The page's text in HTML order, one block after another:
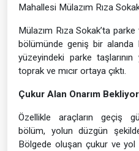
Mahallesi Mülazım Rıza
Mülazım Rıza Sokak’ta
bölümünde geniş bir alanda
yüzeyindeki parke
toprak ve mıcır ortaya çıktı.
Çukur Alan Onarım Bekliyor
Özellikle araçların geçiş
bölüm, yolun düzgün
Bölgede oluşan çukur ve yol